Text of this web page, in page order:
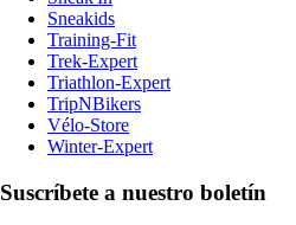
Sneakids
Training-Fit
Trek-Expert
Triathlon-Expert
TripNBikers
Vélo-Store
Winter-Expert
Suscríbete a nuestro boletín